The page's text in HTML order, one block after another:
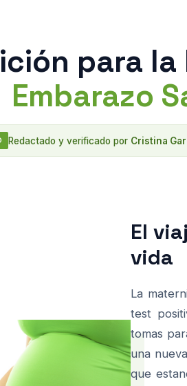
para
Embarazo
Redactado y verificado por Cristina
El
vida
La
test
tomas
una
que